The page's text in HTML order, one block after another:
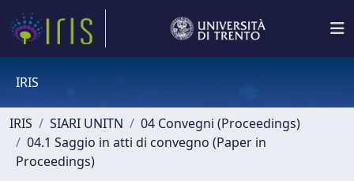
IRIS
IRIS SIARI UNITN
04 Convegni (Proceedings)
04.1 Saggio in atti di convegno (Paper in
Proceedings)